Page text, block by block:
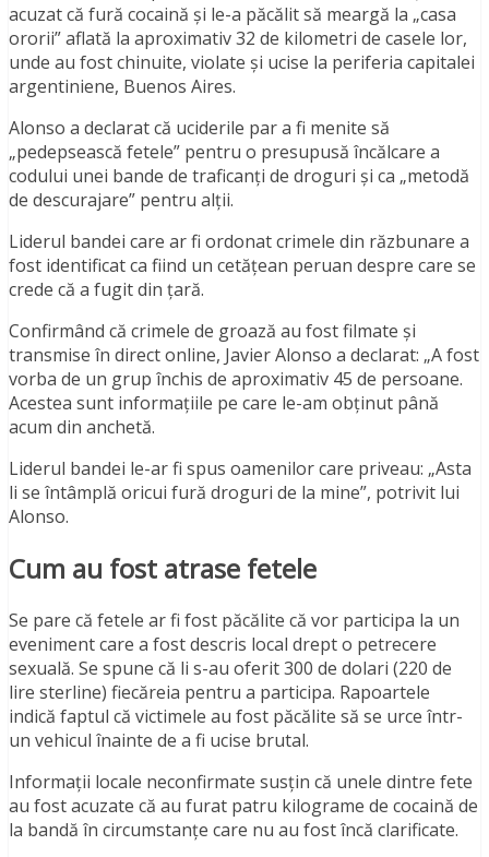
acuzat că fură cocaină și le-a păcălit să meargă la „casa
ororii” aflată la aproximativ 32 de kilometri de casele lor,
unde au fost chinuite, violate și ucise la periferia capitalei
argentiniene, Buenos Aires.
Alonso a declarat că uciderile par a fi menite să
„pedepsească fetele” pentru o presupusă încălcare a
codului unei bande de traficanți de droguri și ca „metodă
de descurajare” pentru alții.
Liderul bandei care ar fi ordonat crimele din răzbunare a
fost identificat ca fiind un cetățean peruan despre care se
crede că a fugit din țară.
Confirmând că crimele de groază au fost filmate și
transmise în direct online, Javier Alonso a declarat: „A fost
vorba de un grup închis de aproximativ 45 de persoane.
Acestea sunt informațiile pe care le-am obținut până
acum din anchetă.
Liderul bandei le-ar fi spus oamenilor care priveau: „Asta
li se întâmplă oricui fură droguri de la mine”, potrivit lui
Alonso.
Cum au fost atrase fetele
Se pare că fetele ar fi fost păcălite că vor participa la un
eveniment care a fost descris local drept o petrecere
sexuală. Se spune că li s-au oferit 300 de dolari (220 de
lire sterline) fiecăreia pentru a participa. Rapoartele
indică faptul că victimele au fost păcălite să se urce într-
un vehicul înainte de a fi ucise brutal.
Informații locale neconfirmate susțin că unele dintre fete
au fost acuzate că au furat patru kilograme de cocaină de
la bandă în circumstanțe care nu au fost încă clarificate.